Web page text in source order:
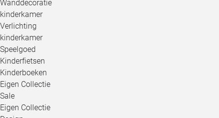
Wanddecoratie
kinderkamer
Verlichting
kinderkamer
Speelgoed
Kinderfietsen
Kinderboeken
Eigen Collectie
Sale
Eigen Collectie